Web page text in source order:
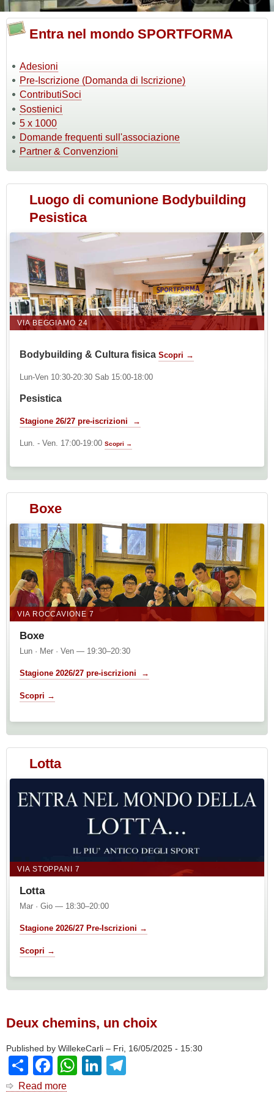
internazionali, grazie all'impegno diretto di soci e volontari
che tramandano le proprie esperienze in qualità di tutor e
formatori.Entra nel mondo SPORTFORMA
Adesioni
Pre-Iscrizione (Domanda di Iscrizione)
ContributiSoci
Sostienici
5 x 1000
Domande frequenti sull'associazione
Partner & Convenzioni
Luogo di comunione Bodybuilding
Pesistica
VIA BEGGIAMO 24
Bodybuilding & Cultura fisica Scopri →
Lun-Ven 10:30-20:30 Sab 15:00-18:00
Pesistica
Stagione 26/27 pre-iscrizioni →
Lun. - Ven. 17:00-19:00 Scopri →
Boxe
VIA ROCCAVIONE 7
Boxe
Lun · Mer · Ven — 19:30–20:30
Stagione 2026/27 pre-iscrizioni →
Scopri →
Lotta
VIA STOPPANI 7
Lotta
Mar · Gio — 18:30–20:00
Stagione 2026/27 Pre-Iscrizioni →
Scopri →
Deux chemins, un choix
Published by WillekeCarli – Fri, 16/05/2025 - 15:30
ShareFacebook
WhatsApp
LinkedIn
Read more